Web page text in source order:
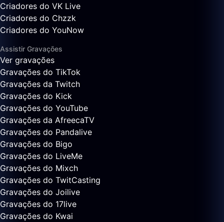
Criadores do VK Live
Criadores do Chzzk
Criadores do YouNow
Assistir Gravações
Ver gravações
Gravações do TikTok
Gravações da Twitch
Gravações do Kick
Gravações do YouTube
Gravações da AfreecaTV
Gravações do Pandalive
Gravações do Bigo
Gravações do LiveMe
Gravações do Mixch
Gravações do TwitCasting
Gravações do Joilive
Gravações do 17live
Gravações do Kwai